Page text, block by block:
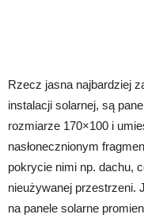
Rzecz jasna najbardziej
instalacji solarnej, są
rozmiarze 170×100 i
nasłonecznionym
pokrycie nimi np. dachu,
nieużywanej przestrzeni.
na panele solarne